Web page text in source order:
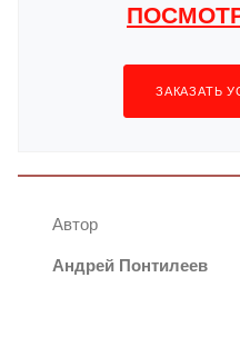
ЗАКАЗАТЬ
Автор
Андрей Понтилеев